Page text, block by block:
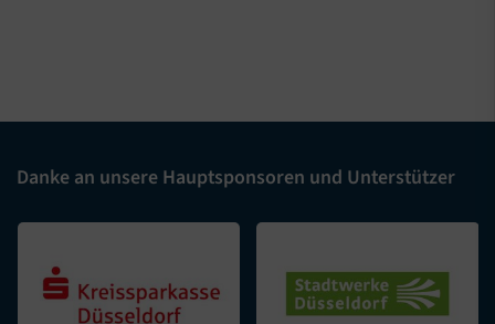
Danke an unsere Hauptsponsoren und Unterstützer